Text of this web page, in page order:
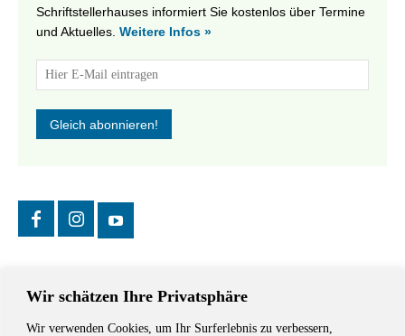
Wir schätzen Ihre Privatsphäre
Wir verwenden Cookies, um Ihr Surferlebnis zu verbessern,
Schriftstellerhauses informiert Sie kostenlos über Termine
und Aktuelles. Weitere Infos »